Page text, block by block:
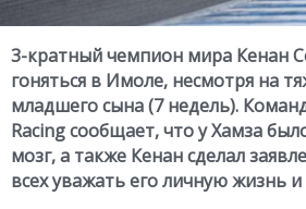
3-кратный чемпион мира Кенан
гоняться в Имоле, несмотря на
младшего сына (7 недель).
Racing сообщает, что у Хамза
мозг, а также Кенан сделал
всех уважать его личную жизнь